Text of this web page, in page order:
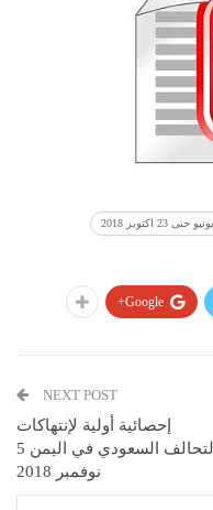
Google+
NEXT POST
إحصائية أولية لإنتهاكات
التحالف السعودي في اليمن 5
نوفمبر 2018